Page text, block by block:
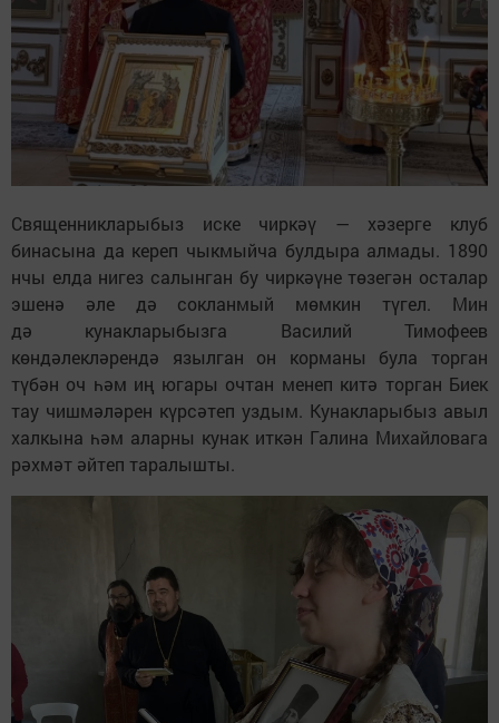
Священникларыбыз иске чиркәү — хәзерге клуб
бинасына да кереп чыкмыйча булдыра алмады. 1890
нчы елда нигез салынган бу чиркәүне төзегән осталар
эшенә әле дә сокланмый мөмкин түгел. Мин
дә кунакларыбызга Василий Тимофеев
көндәлекләрендә язылган он корманы була торган
түбән оч һәм иң югары очтан менеп китә торган Биек
тау чишмәләрен күрсәтеп уздым. Кунакларыбыз авыл
халкына һәм аларны кунак иткән Галина Михайловага
рәхмәт әйтеп таралышты.